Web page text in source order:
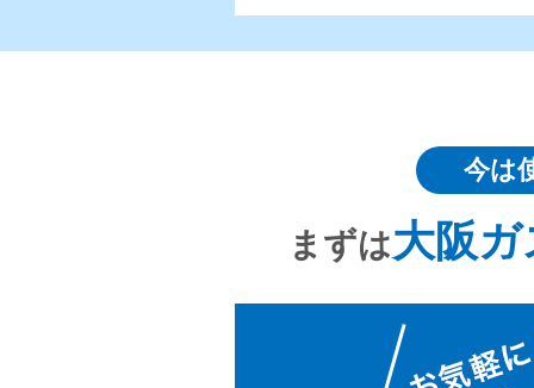
今は
まずは大阪